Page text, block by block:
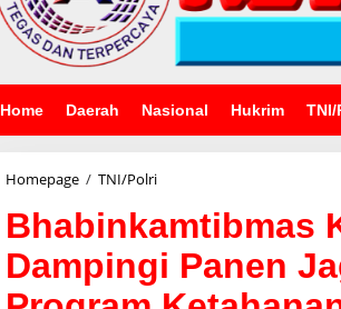
Home Daerah Nasional Hukrim TNI/
Homepage / TNI/PolriBhabinkamtibmas
Palleko
Dampingi
Panen
Jagung
Mandiri,
Bhabinkamtibmas
Dampingi Panen